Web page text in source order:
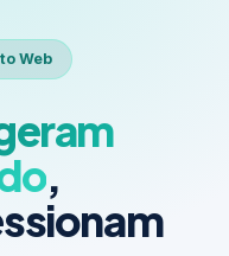
Web
,